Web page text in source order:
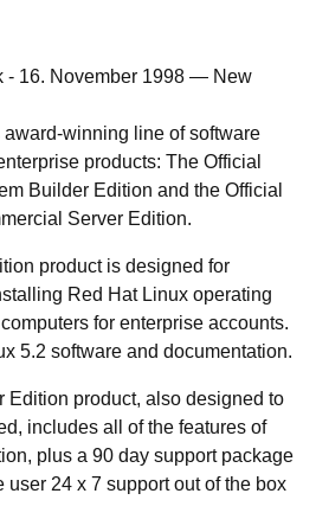
- 16. November 1998 — New
winning line of software
products: The Official
Builder Edition and the Official
Server Edition.
product is designed for
Red Hat Linux operating
for enterprise accounts.
5.2 software and documentation.
Edition product, also designed to
includes all of the features of
plus a 90 day support package
user 24 x 7 support out of the box